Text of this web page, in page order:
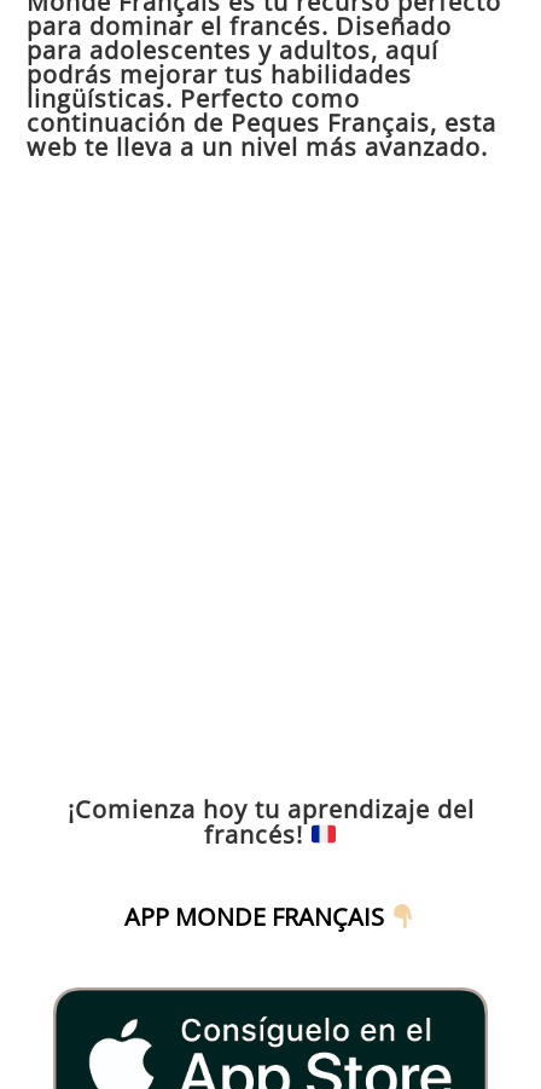
para dominar el francés. Diseñado
para adolescentes y adultos, aquí
podrás mejorar tus habilidades
lingüísticas. Perfecto como
continuación de Peques Français, esta
web te lleva a un nivel más avanzado.
¡Comienza hoy tu aprendizaje del
francés!
APP MONDE FRANÇAIS